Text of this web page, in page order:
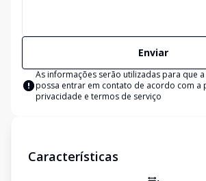
Enviar
As informações serão utilizadas para que
possa entrar em contato de acordo com a
privacidade e termos de serviço
Características